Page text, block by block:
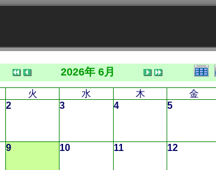
2026年 6月
火 水 木 金
2 3 4 5
9 10 11 12